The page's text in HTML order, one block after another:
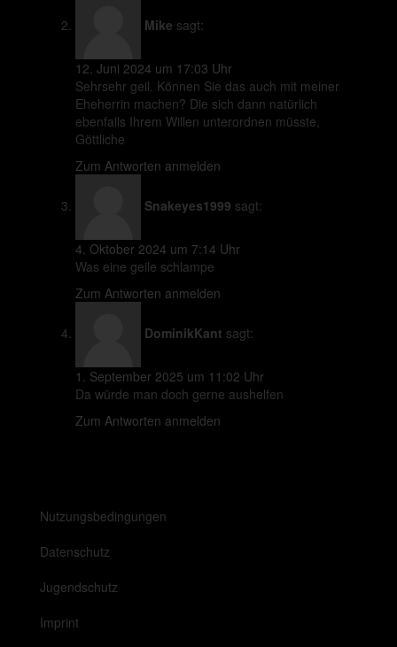
Mike sagt:
12. Juni 2024 um 17:03 Uhr
Sehrsehr geil. Können Sie das auch mit meiner
Eheherrin machen? Die sich dann natürlich
ebenfalls Ihrem Willen unterordnen müsste,
Göttliche
Zum Antworten anmelden
Snakeyes1999 sagt:
4. Oktober 2024 um 7:14 Uhr
Was eine geile schlampe
Zum Antworten anmelden
DominikKant sagt:
1. September 2025 um 11:02 Uhr
Da würde man doch gerne aushelfen
Zum Antworten anmelden
Nutzungsbedingungen
Datenschutz
Jugendschutz
Imprint